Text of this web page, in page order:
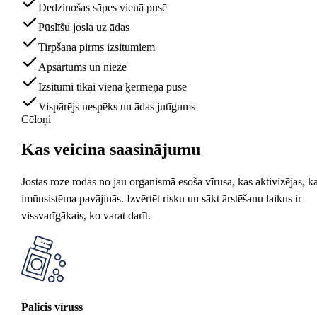
Dedzinošas sāpes vienā pusē
Pūslīšu josla uz ādas
Tirpšana pirms izsitumiem
Apsārtums un nieze
Izsitumi tikai vienā ķermeņa pusē
Vispārējs nespēks un ādas jutīgums
Cēloņi
Kas veicina saasinājumu
Jostas roze rodas no jau organismā esoša vīrusa, kas aktivizējas,
imūnsistēma pavājinās. Izvērtēt risku un sākt ārstēšanu laikus ir
vissvarīgākais, ko varat darīt.
Palicis vīruss